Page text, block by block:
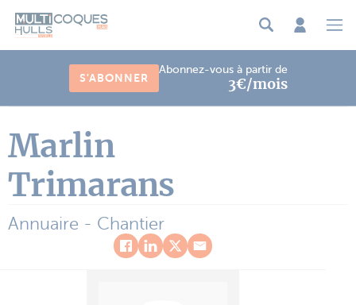
S'ABONNER
Abonnez-vous à partir de
3€/mois
Marlin
Trimarans
Annuaire - Chantier